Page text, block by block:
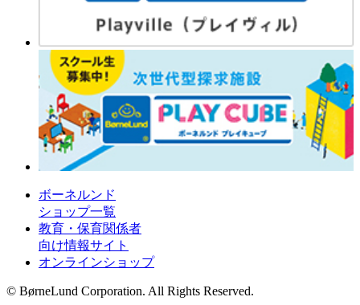
ボーネルンド
ショップ一覧
教育・保育関係者
向け情報サイト
オンラインショップ
© BørneLund Corporation. All Rights Reserved.